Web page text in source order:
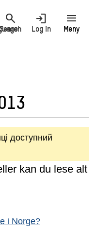
search
Search
login
Log in
menu
Meny
доступний
kan du lese alt
i Norge?